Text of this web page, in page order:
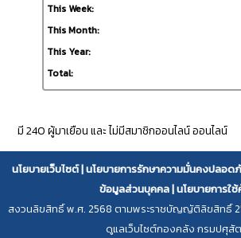
This Week:
This Month:
This Year:
Total:
มี 240 ผู้มาเยือน และ ไม่มีสมาชิกออนไลน์ ออนไลน์
นโยบายเว็บไซต์|นโยบายการรักษาความมั่นคงปลอด
ข้อมูลส่วนบุคคล|นโยบายการใ
สงวนลิขสิทธิ์ พ.ศ. 2568 ตามพระราชบัญญัติลิขสิทธิ์
ดูแลเว็บไซต์กองคลัง กรมปศุสั